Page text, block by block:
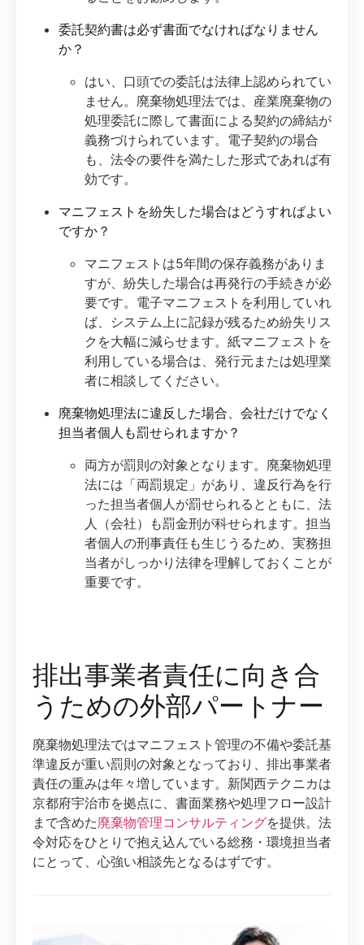
委託契約書は必ず書面でなければなりません
か？
はい、口頭での委託は法律上認められてい
ません。廃棄物処理法では、産業廃棄物の
処理委託に際して書面による契約の締結が
義務づけられています。電子契約の場合
も、法令の要件を満たした形式であれば有
効です。
マニフェストを紛失した場合はどうすればよい
ですか？
マニフェストは5年間の保存義務がありま
すが、紛失した場合は再発行の手続きが必
要です。電子マニフェストを利用していれ
ば、システム上に記録が残るため紛失リス
クを大幅に減らせます。紙マニフェストを
利用している場合は、発行元または処理業
者に相談してください。
廃棄物処理法に違反した場合、会社だけでなく
担当者個人も罰せられますか？
両方が罰則の対象となります。廃棄物処理
法には「両罰規定」があり、違反行為を行
った担当者個人が罰せられるとともに、法
人（会社）も罰金刑が科せられます。担当
者個人の刑事責任も生じうるため、実務担
当者がしっかり法律を理解しておくことが
重要です。
排出事業者責任に向き合
うための外部パートナー
廃棄物処理法ではマニフェスト管理の不備や委託基
準違反が重い罰則の対象となっており、排出事業者
責任の重みは年々増しています。新関西テクニカは
京都府宇治市を拠点に、書面業務や処理フロー設計
まで含めた廃棄物管理コンサルティングを提供。法
令対応をひとりで抱え込んでいる総務・環境担当者
にとって、心強い相談先となるはずです。